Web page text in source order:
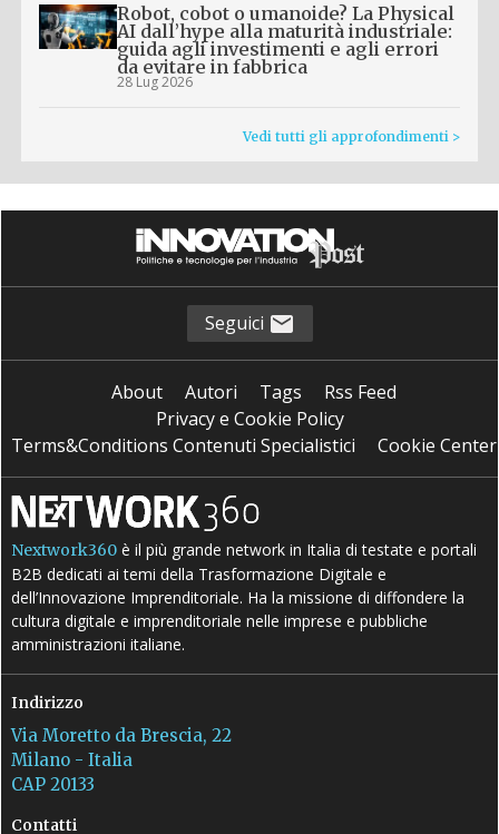
Robot, cobot o umanoide? La Physical
AI dall’hype alla maturità industriale:
guida agli investimenti e agli errori
da evitare in fabbrica
28 Lug 2026
Vedi tutti gli approfondimenti >
Seguici
About Autori Tags
Rss Feed
Privacy e Cookie Policy
Terms&Conditions Contenuti Specialistici
Cookie Center
Nextwork360 è il più grande network in Italia di testate e portali
B2B dedicati ai temi della Trasformazione Digitale e
dell’Innovazione Imprenditoriale. Ha la missione di diffondere la
cultura digitale e imprenditoriale nelle imprese e pubbliche
amministrazioni italiane.
Indirizzo
Via Moretto da Brescia, 22
Milano - Italia
CAP 20133
Contatti